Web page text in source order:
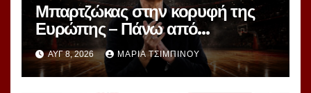
Μπαρτζώκας στην κορυφή της
Ευρώπης – Πάνω από
Γιασικεβίτσιους και
Ομπράντοβιτς στο power
ranking!
ΑΥΓ 8, 2026 ΜΑΡΊΑ ΤΣΙΜΠΙΝΟΎ